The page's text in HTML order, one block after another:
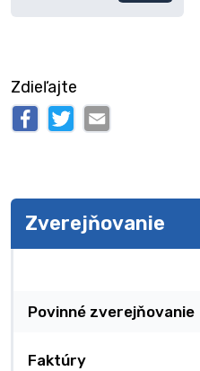
Zdieľajte
Zverejňovanie
Povinné zverejňovanie
Faktúry